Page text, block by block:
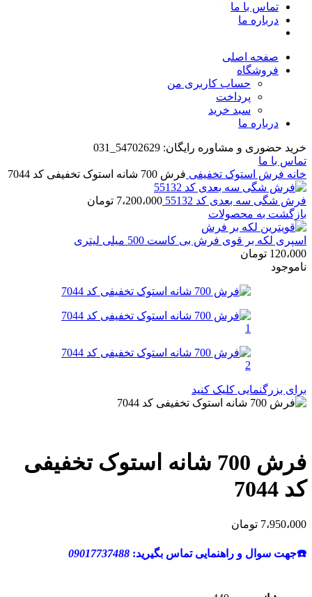
تماس با ما
درباره ما
صفحه اصلی
فروشگاه
حساب کاربری من
پرداخت
سبد خرید
درباره ما
خرید حضوری و مشاوره رایگان: 54702629_031
تماس با ما
خانه فرش استوک تخفیفی فرش 700 شانه استوک تخفیفی کد 7044
فرش شگی سه بعدی کد 55132 7،200،000 تومان
بازگشت به محصولات
اسپری لکه بر قوی فرش بی کاست 500 میلی لیتری
120،000 تومان
ناموجود
برای بزرگنمایی کلیک کنید
فرش 700 شانه استوک تخفیفی
کد 7044
7،950،000 تومان
☎️جهت سوال و راهنمایی تماس بگیرید: 09017737488